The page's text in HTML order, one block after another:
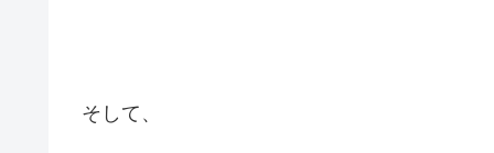
そして、